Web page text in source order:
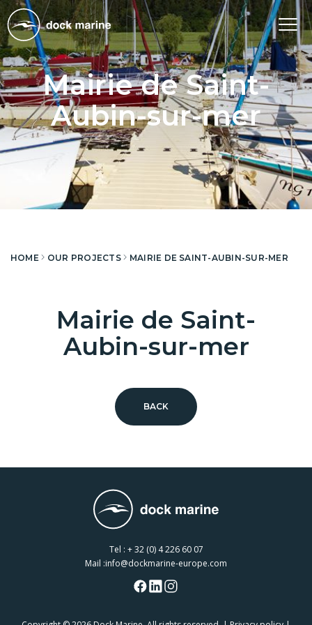
Mairie de Saint-
Aubin-sur-mer
HOME OUR PROJECTS MAIRIE DE SAINT-AUBIN-SUR-MER
Mairie de Saint-
Aubin-sur-mer
BACK
Tel : + 32 (0) 4 226 60 07
Mail :info@dockmarine-europe.com